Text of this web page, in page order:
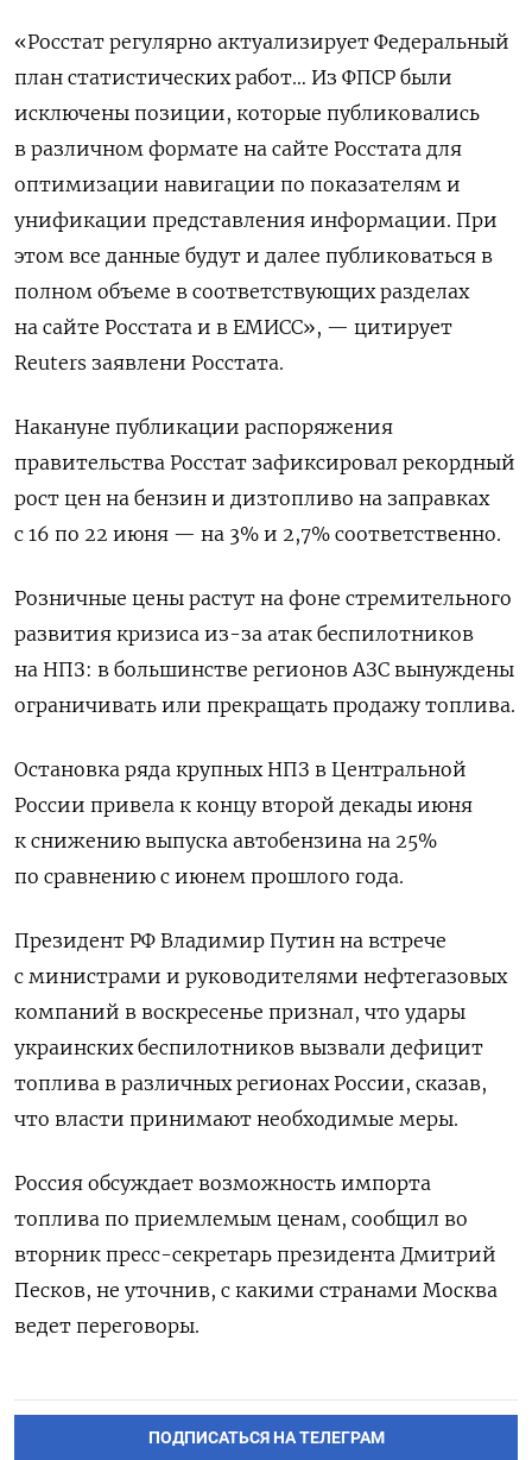
«Росстат регулярно актуализирует Федеральный
план статистических работ… Из ФПСР были
исключены позиции, ​которые публиковались
в различном формате на сайте Росстата для
оптимизации навигации по показателям ‌и
унификации представления информации. При
этом все данные будут и далее публиковаться ​в
полном объеме в соответствующих разделах
на сайте Росстата и в ЕМИСС», — цитирует
Reuters заявлени Росстата.
Накануне публикации распоряжения
правительства Росстат зафиксировал рекордный
рост цен на бензин и дизтопливо на заправках
с 16 по 22 июня — на 3% ​и 2,7% соответственно.
Розничные цены ​растут на фоне ‌стремительного
развития кризиса из-за атак беспилотников
на НПЗ: в большинстве регионов АЗС вынуждены
​ограничивать или прекращать продажу топлива.
Остановка ряда крупных НПЗ в Центральной
России привела к концу второй декады июня
к снижению выпуска автобензина на 25%
по сравнению с июнем прошлого года.
Президент РФ Владимир Путин на встрече
с министрами и руководителями нефтегазовых
компаний в воскресенье ‌признал, что удары
украинских беспилотников вызвали дефицит
топлива в различных регионах России, ‌сказав,
что власти принимают необходимые меры.
Россия обсуждает возможность импорта
топлива по приемлемым ценам, сообщил во ​
вторник пресс-секретарь президента Дмитрий
Песков, не уточнив, с какими странами ‌Москва
ведет переговоры.
ПОДПИСАТЬСЯ НА ТЕЛЕГРАМ